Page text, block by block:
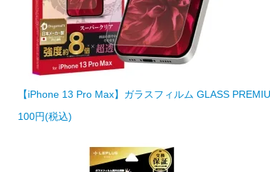
【iPhone 13 Pro Max】ガラスフィルム GLASS
100円(税込)